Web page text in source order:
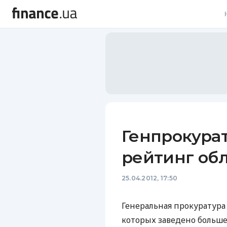
рейтинг
25.04.2012, 17:50
Генеральная
которых заведено